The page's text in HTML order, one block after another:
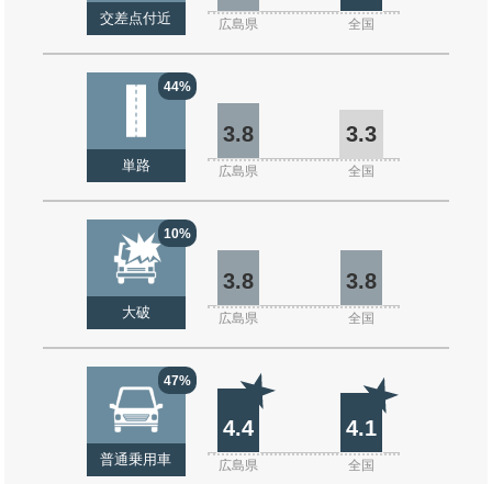
交差点付近 広島県 全国
44%
単路
3.8 3.3
広島県 全国
10%
大破
3.8 3.8
広島県 全国
47%
普通乗用車
4.4 4.1
広島県 全国